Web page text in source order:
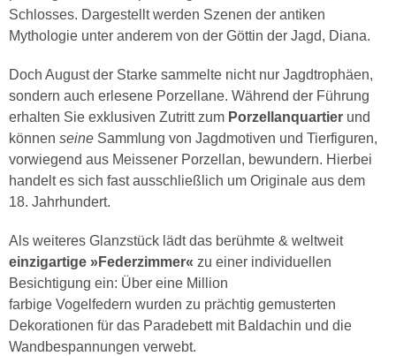
Schlosses. Dargestellt werden Szenen der antiken
Mythologie unter anderem von der Göttin der Jagd, Diana.
Doch August der Starke sammelte nicht nur Jagdtrophäen,
sondern auch erlesene Porzellane. Während der Führung
erhalten Sie exklusiven Zutritt zum Porzellanquartier und
können seine Sammlung von Jagdmotiven und Tierfiguren,
vorwiegend aus Meissener Porzellan, bewundern. Hierbei
handelt es sich fast ausschließlich um Originale aus dem
18. Jahrhundert.
Als weiteres Glanzstück lädt das berühmte & weltweit
einzigartige »Federzimmer« zu einer individuellen
Besichtigung ein: Über eine Million
farbige Vogelfedern wurden zu prächtig gemusterten
Dekorationen für das Paradebett mit Baldachin und die
Wandbespannungen verwebt.